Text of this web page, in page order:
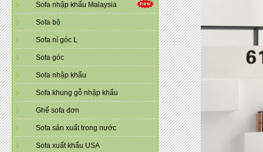
Sofa nhập khẩu Malaysia
Sofa bộ
Sofa nỉ góc L
Sofa góc
Sofa nhập khẩu
Sofa khung gỗ nhập khẩu
Ghế sofa đơn
Sofa sản xuất trong nước
Sofa xuất khẩu USA